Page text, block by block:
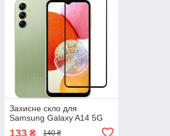
Захисне скло для
Samsung Galaxy A14 5G
133 ₴ 140 ₴